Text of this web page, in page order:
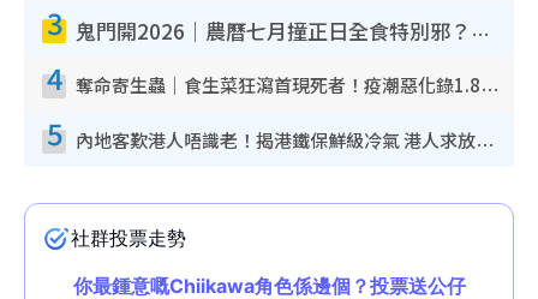
3 鬼門開2026｜農曆七月撞正日全食特別邪？專家警告切忌做一事！揭4大禁忌+2招保平安
4 奪命寄生蟲｜食生菜狂瀉首現死者！疫潮惡化錄1.8萬宗病例 揭洗菜3大謬誤
5 內地客歎港人唔識老！揭港鐵保鮮級冷氣 港人求放過：咪投訴